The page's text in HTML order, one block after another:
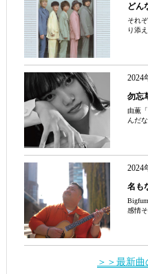
どん
それ
り添
2024
勿忘
由薫
んだ
2024
名も
感情そ
＞＞最新